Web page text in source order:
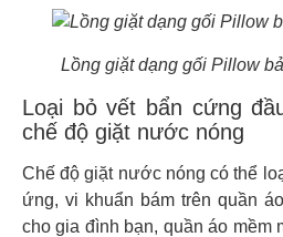
Lồng giặt dạng gối Pillow
Loại bỏ vết bẩn cứng
chế độ giặt nước nóng
Chế độ giặt nước nóng có thể
ứng, vi khuẩn bám trên quần
cho gia đình bạn, quần áo mềm